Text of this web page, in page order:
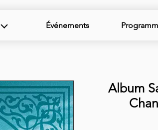
Événements
Album